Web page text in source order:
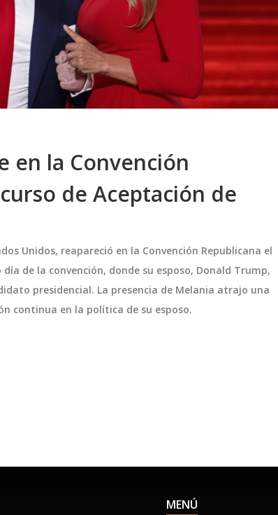
en la Convención
de Aceptación de
Unidos, reapareció en la Convención Republicana el
de la convención, donde su esposo, Donald Trump,
presidencial. La presencia de Melania atrajo una
continua en la política de su esposo.
MENÚ